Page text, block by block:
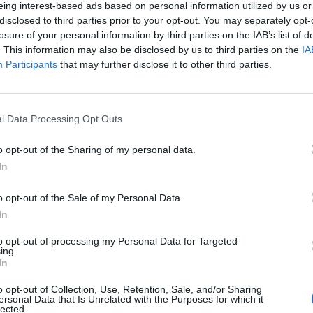
interest-based ads based on personal information utilized by us
to third parties prior to your opt-out. You may separately
of your personal information by third parties on the IAB’s list of
This information may also be disclosed by us to third parties on the
Participants that may further disclose it to other third parties.
Data Processing Opt Outs
opt-out of the Sharing of my personal data.
opt-out of the Sale of my Personal Data.
opt-out of processing my Personal Data for Targeted
opt-out of Collection, Use, Retention, Sale, and/or Sharing
Data that Is Unrelated with the Purposes for which it
26-án a hitelezői egyezségi tárgyalás mellett
eredménye a hitelezők képviselőinek
történő megválasztása.
A pénteki nap meglehetősen eseménydús volt az E-
egyezségi tárgyalást tartott a hitelezőkkel, egy közgyűlésre is
be az E-Star igazgatóságába, felügyelő...
portfolio.hu hírarchívumához tartozik, melynek olvasása
tartalmazza:
elmúlt 2 év napon belüli